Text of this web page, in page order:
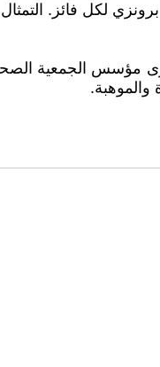
بالإضافة إلى تمثال